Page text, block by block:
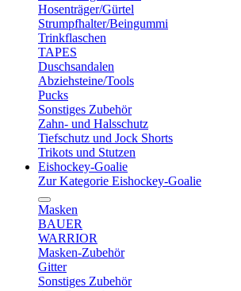
Hosenträger/Gürtel
Strumpfhalter/Beingummi
Trinkflaschen
TAPES
Duschsandalen
Abziehsteine/Tools
Pucks
Sonstiges Zubehör
Zahn- und Halsschutz
Tiefschutz und Jock Shorts
Trikots und Stutzen
Eishockey-Goalie
Zur Kategorie Eishockey-Goalie
Masken
BAUER
WARRIOR
Masken-Zubehör
Gitter
Sonstiges Zubehör